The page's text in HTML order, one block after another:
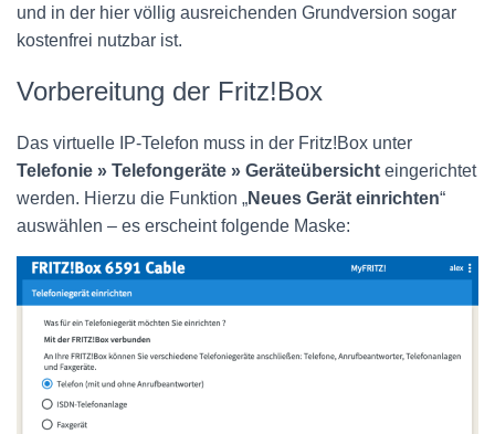
und in der hier völlig ausreichenden Grundversion sogar
kostenfrei nutzbar ist.
Vorbereitung der Fritz!Box
Das virtuelle IP-Telefon muss in der Fritz!Box unter
Telefonie » Telefongeräte » Geräteübersicht eingerichtet
werden. Hierzu die Funktion „Neues Gerät einrichten“
auswählen – es erscheint folgende Maske: